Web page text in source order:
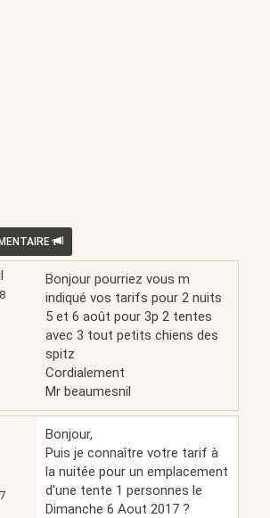
Bonjour pourriez vous m
indiqué vos tarifs pour 2 nuits
5 et 6 août pour 3p 2 tentes
avec 3 tout petits chiens des
spitz
Cordialement
Mr beaumesnil
Bonjour,
Puis je connaître votre tarif à
la nuitée pour un emplacement
d'une tente 1 personnes le
Dimanche 6 Aout 2017 ?